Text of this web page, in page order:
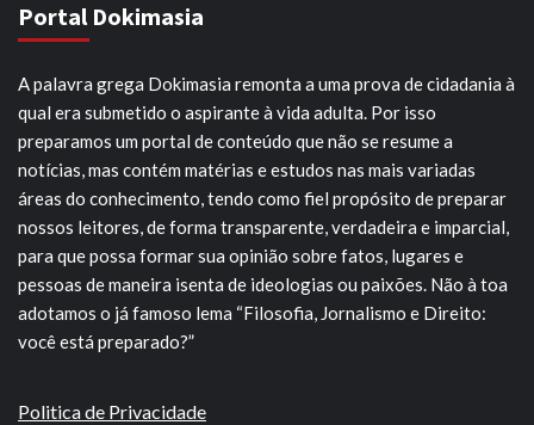
Portal Dokimasia
A palavra grega Dokimasia remonta a uma prova de cidadania à
qual era submetido o aspirante à vida adulta. Por isso
preparamos um portal de conteúdo que não se resume a
notícias, mas contém matérias e estudos nas mais variadas
áreas do conhecimento, tendo como fiel propósito de preparar
nossos leitores, de forma transparente, verdadeira e imparcial,
para que possa formar sua opinião sobre fatos, lugares e
pessoas de maneira isenta de ideologias ou paixões. Não à toa
adotamos o já famoso lema “Filosofia, Jornalismo e Direito:
você está preparado?”
Politica de Privacidade